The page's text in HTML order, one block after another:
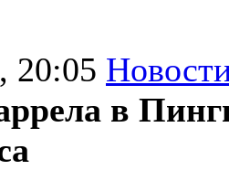
20:05
в